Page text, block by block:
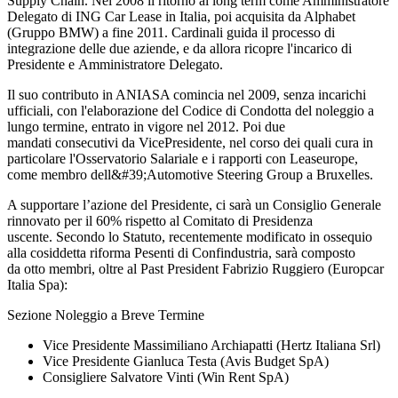
Delegato di ING Car Lease in Italia, poi acquisita da Alphabet
(Gruppo BMW) a fine 2011. Cardinali guida il processo di
integrazione delle due aziende, e da allora ricopre l'incarico di
Presidente e Amministratore Delegato.
Il suo contributo in ANIASA comincia nel 2009, senza incarichi
ufficiali, con l'elaborazione del Codice di Condotta del noleggio a
lungo termine, entrato in vigore nel 2012. Poi due
mandati consecutivi da VicePresidente, nel corso dei quali cura in
particolare l'Osservatorio Salariale e i rapporti con Leaseurope,
come membro dell&#39;Automotive Steering Group a Bruxelles.
A supportare l’azione del Presidente, ci sarà un Consiglio Generale
rinnovato per il 60% rispetto al Comitato di Presidenza
uscente. Secondo lo Statuto, recentemente modificato in ossequio
alla cosiddetta riforma Pesenti di Confindustria, sarà composto
da otto membri, oltre al Past President Fabrizio Ruggiero (Europcar
Italia Spa):
Sezione Noleggio a Breve Termine
Vice Presidente Massimiliano Archiapatti (Hertz Italiana Srl)
Vice Presidente Gianluca Testa (Avis Budget SpA)
Consigliere Salvatore Vinti (Win Rent SpA)